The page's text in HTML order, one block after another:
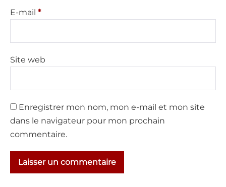
E-mail *
Site web
Enregistrer mon nom, mon e-mail et mon site
dans le navigateur pour mon prochain
commentaire.